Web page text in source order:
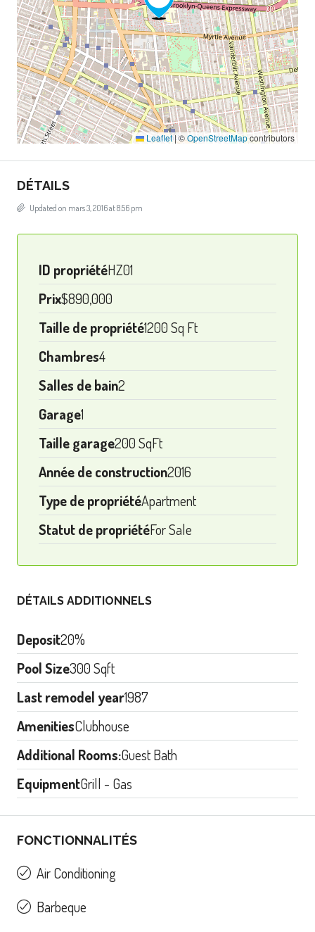
Leaflet|©OpenStreetMapcontributors
DÉTAILS
Updated on mars 3, 2016 at 8:56 pm
ID propriétéHZ01
Prix$890,000
Taille de propriété1200 Sq Ft
Chambres4
Salles de bain2
Garage1
Taille garage200 SqFt
Année de construction2016
Type de propriétéApartment
Statut de propriétéFor Sale
DÉTAILS ADDITIONNELS
Deposit20%
Pool Size300 Sqft
Last remodel year1987
AmenitiesClubhouse
Additional Rooms:Guest Bath
EquipmentGrill - Gas
FONCTIONNALITÉS
Air Conditioning
Barbeque